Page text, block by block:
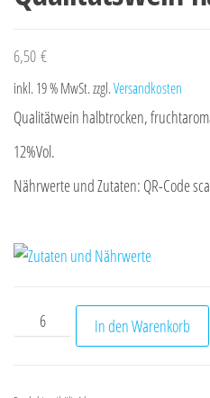
6,50 €
inkl. 19 % MwSt.zzgl.Versandkosten
Qualitätwein halbtrocken,
12%Vol.
Nährwerte und Zutaten: QR-Code
2025er Müller-Thurgau
In den Warenkorb